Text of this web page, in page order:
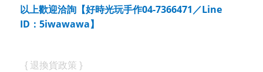
以上歡迎洽詢【好時光玩手作04-7366471 ／Line
ID ： 5iwawawa 】
{ 退換貨政策 }